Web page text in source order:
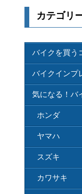
カテゴリ
バイクを買う
バイクインプ
気になる！バ
ホンダ
ヤマハ
スズキ
カワサキ